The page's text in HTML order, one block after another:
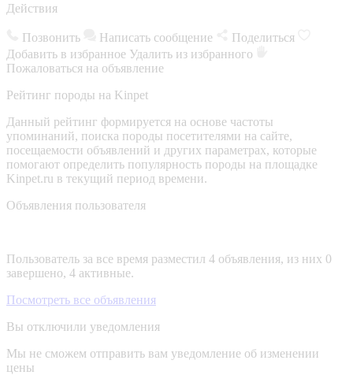
Действия
Позвонить Написать сообщение
Поделиться
Добавить в избранное Удалить из избранного
Пожаловаться на объявление
Рейтинг породы на Kinpet
Данный рейтинг формируется на основе частоты
упоминаний, поиска породы посетителями на сайте,
посещаемости объявлений и других параметрах, которые
помогают определить популярность породы на площадке
Kinpet.ru в текущий период времени.
Объявления пользователя
Пользователь за все время разместил 4 объявления, из них 0
завершено, 4 активные.
Посмотреть все объявления
Вы отключили уведомления
Мы не сможем отправить вам уведомление об изменении
цены